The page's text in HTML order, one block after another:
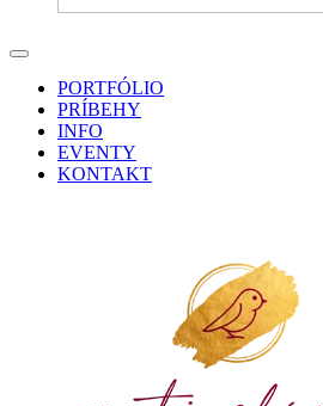
PORTFÓLIO
PRÍBEHY
INFO
EVENTY
KONTAKT